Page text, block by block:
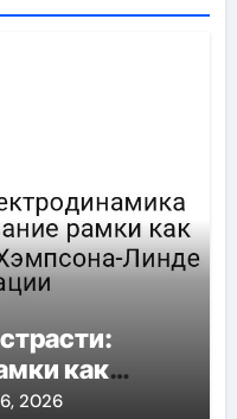
как
Хэмпсона-
2026